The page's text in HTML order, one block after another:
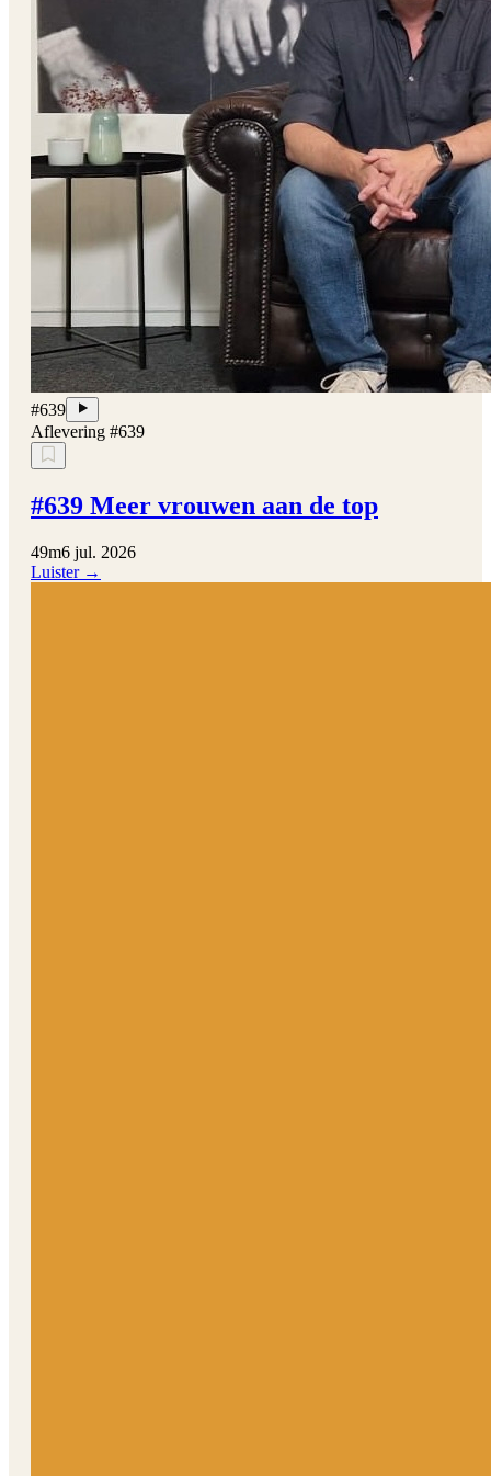
#639
Aflevering #639
#639 Meer vrouwen aan de top
49m6 jul. 2026
Luister →